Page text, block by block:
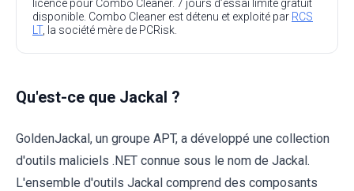
licence pour Combo Cleaner. 7 jours d’essai limité gratuit
disponible. Combo Cleaner est détenu et exploité par RCS
LT, la société mère de PCRisk.
Qu'est-ce que Jackal ?
GoldenJackal, un groupe APT, a développé une collection
d'outils maliciels .NET connue sous le nom de Jackal.
L'ensemble d'outils Jackal comprend des composants